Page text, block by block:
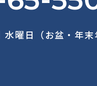
曜日（お盆・年末